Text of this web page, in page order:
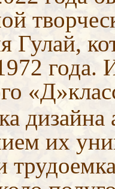
Гулай,
года.
их